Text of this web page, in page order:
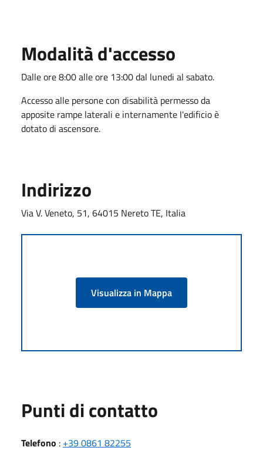
Modalità d'accesso
Dalle ore 8:00 alle ore 13:00 dal lunedi al sabato.
Accesso alle persone con disabilità permesso da
apposite rampe laterali e internamente l'edificio è
dotato di ascensore.
Indirizzo
Via V. Veneto, 51, 64015 Nereto TE, Italia
Visualizza in Mappa
Punti di contatto
Telefono : +39 0861 82255